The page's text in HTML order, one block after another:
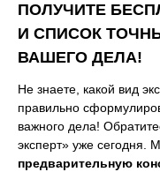
ПОЛУЧИТЕ
И СПИСОК
ВАШЕГО ДЕЛА!
Не знаете, какой вид
правильно
важного дела!
эксперт» уже сегодня.
предварительную